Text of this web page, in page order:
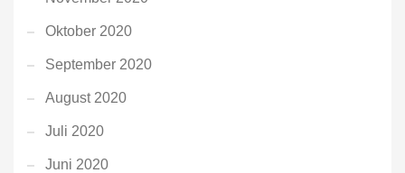
Oktober 2020
September 2020
August 2020
Juli 2020
Juni 2020